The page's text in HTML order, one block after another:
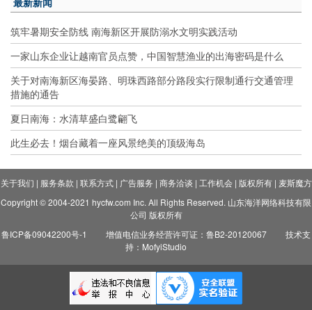
筑牢暑期安全防线 南海新区开展防溺水文明实践活动
一家山东企业让越南官员点赞，中国智慧渔业的出海密码是什么
关于对南海新区海晏路、明珠西路部分路段实行限制通行交通管理
措施的通告
夏日南海：水清草盛白鹭翩飞
此生必去！烟台藏着一座风景绝美的顶级海岛
关于我们 | 服务条款 | 联系方式| 广告服务 | 商务洽谈 | 工作机会| 版权所有| 麦斯魔方
Copyright © 2004-2021 hycfw.com Inc. All Rights Reserved. 山东海洋网络科技有限
公司 版权所有
鲁ICP备09042200号-1
增值电信业务经营许可证：鲁B2-20120067
技术支
持：MofyiStudio